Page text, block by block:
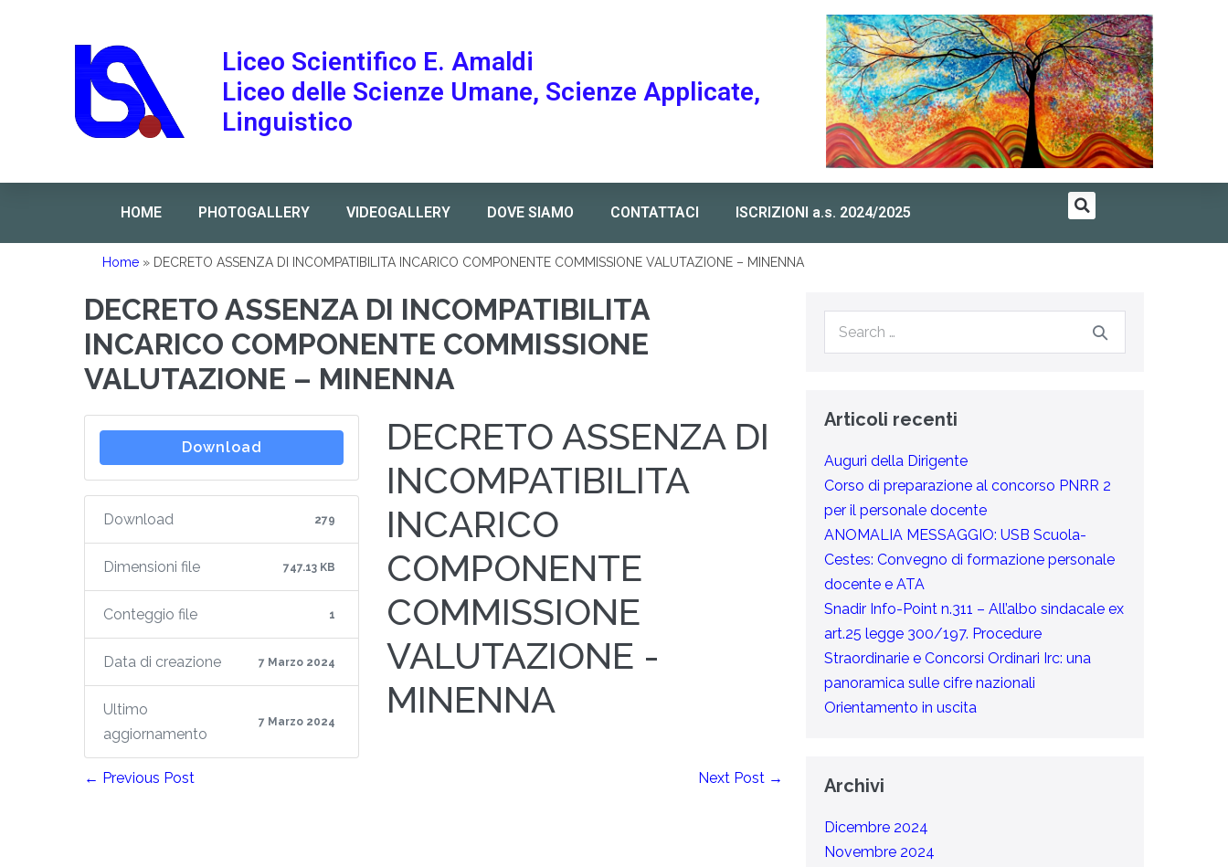
Liceo Scientifico E. Amaldi
Liceo delle Scienze Umane, Scienze Applicate,
Linguistico
HOME PHOTOGALLERY VIDEOGALLERY DOVE SIAMO CONTATTACI ISCRIZIONI a.s. 2024/2025
Home » DECRETO ASSENZA DI INCOMPATIBILITA INCARICO COMPONENTE COMMISSIONE VALUTAZIONE – MINENNA
DECRETO ASSENZA DI INCOMPATIBILITA
INCARICO COMPONENTE COMMISSIONE
VALUTAZIONE – MINENNA
Download
Download 279
Dimensioni file 747.13 KB
Conteggio file 1
Data di creazione 7 Marzo 2024
Ultimo
aggiornamento
7 Marzo 2024
DECRETO ASSENZA DI
INCOMPATIBILITA
INCARICO
COMPONENTE
COMMISSIONE
VALUTAZIONE -
MINENNA
← Previous Post Next Post →
Articoli recenti
Auguri della Dirigente
Corso di preparazione al concorso PNRR 2
per il personale docente
ANOMALIA MESSAGGIO: USB Scuola-
Cestes: Convegno di formazione personale
docente e ATA
Snadir Info-Point n.311 – All’albo sindacale ex
art.25 legge 300/197. Procedure
Straordinarie e Concorsi Ordinari Irc: una
panoramica sulle cifre nazionali
Orientamento in uscita
Archivi
Dicembre 2024
Novembre 2024